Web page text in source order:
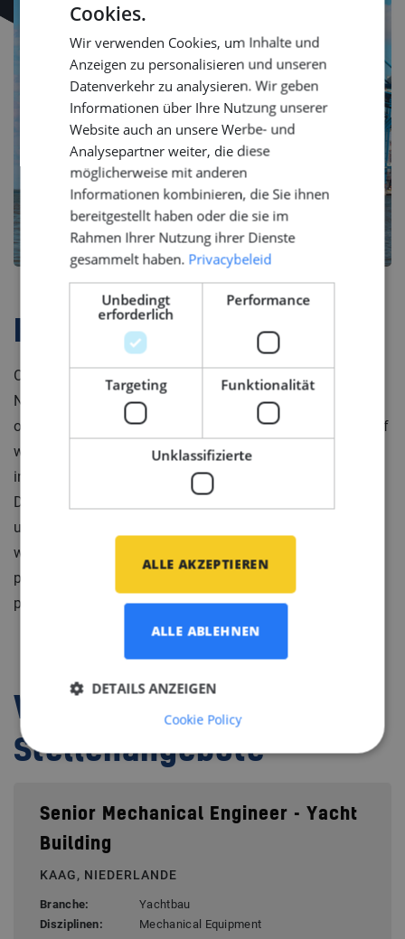
Firmenprofil
Onze opdrachtgever is gevestigd in het Noorden van
Nederland en staat bekend om zijn baanbrekende
oplossingen op het gebied van liftinstallaties. Het bedrijf
werkt samen met enkele van de meest creatieve geesten
in diverse disciplines, waaronder scheepsarchitecten.
Dankzij hun innovatieve aanpak krijgen ze regelmatig
uitdagende opdrachten die elders niet opgelost kunnen
worden. Dit maakt het een unieke plek voor technische
professionals die houden van complexe
probleemoplossing en technische innovatie.
Verwandte
Stellenangebote
Senior Mechanical Engineer - Yacht
Building
KAAG, NIEDERLANDE
Branche:
Yachtbau
Disziplinen:
Mechanical Equipment
ENGLISH
Cookies.
Wir verwenden Cookies, um Inhalte und
Anzeigen zu personalisieren und unseren
Datenverkehr zu analysieren. Wir geben
Informationen über Ihre Nutzung unserer
Website auch an unsere Werbe- und
Analysepartner weiter, die diese
möglicherweise mit anderen
Informationen kombinieren, die Sie ihnen
bereitgestellt haben oder die sie im
Rahmen Ihrer Nutzung ihrer Dienste
gesammelt haben. Privacybeleid
Unbedingt
erforderlich
Performance
Targeting Funktionalität
Unklassifizierte
ALLE AKZEPTIEREN
ALLE ABLEHNEN
DETAILS ANZEIGEN
Cookie Policy